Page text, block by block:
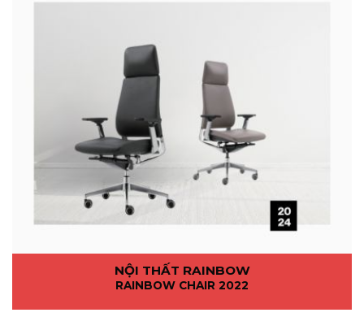
NỘI THẤT RAINBOW
RAINBOW CHAIR 2022